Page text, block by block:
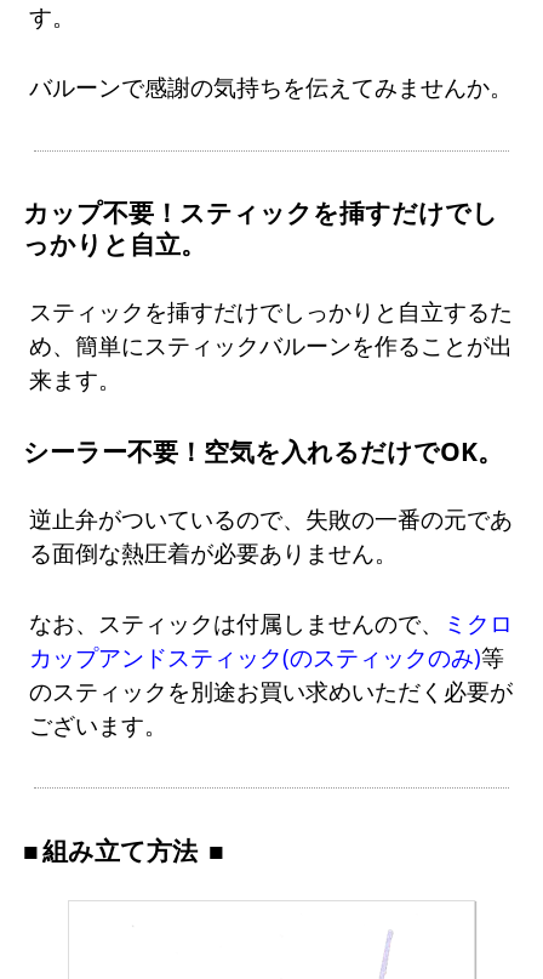
す。
バルーンで感謝の気持ちを伝えてみませんか。
カップ不要！スティックを挿すだけでし
っかりと自立。
スティックを挿すだけでしっかりと自立するた
め、簡単にスティックバルーンを作ることが出
来ます。
シーラー不要！空気を入れるだけでOK。
逆止弁がついているので、失敗の一番の元であ
る面倒な熱圧着が必要ありません。
なお、スティックは付属しませんので、
ミクロ
カップアンドスティック(のスティックのみ)等
のスティックを別途お買い求めいただく必要が
ございます。
組み立て方法